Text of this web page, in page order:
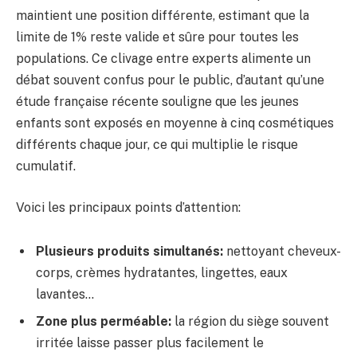
maintient une position différente, estimant que la
limite de 1% reste valide et sûre pour toutes les
populations. Ce clivage entre experts alimente un
débat souvent confus pour le public, d’autant qu’une
étude française récente souligne que les jeunes
enfants sont exposés en moyenne à cinq cosmétiques
différents chaque jour, ce qui multiplie le risque
cumulatif.
Voici les principaux points d’attention:
Plusieurs produits simultanés: nettoyant cheveux-
corps, crèmes hydratantes, lingettes, eaux
lavantes…
Zone plus perméable: la région du siège souvent
irritée laisse passer plus facilement le